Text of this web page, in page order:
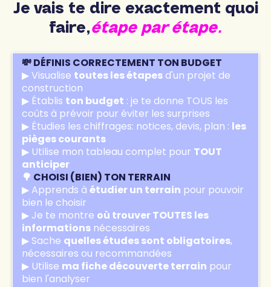
Je vais te dire exactement quoi
faire,étape par étape.
💸 DÉFINIS CORRECTEMENT TON BUDGET
▶ Visualise toutes les étapes d'un projet de
construction
▶ Établis ton budget : je te donne TOUS les
coûts à prévoir pour éviter les surprises
▶ Étudies les chiffrages: notices, devis, plan : les
pièges courants
▶ Utilise mon tableau complet pour TOUT
anticiper
🌳 CHOISI (BIEN) TON TERRAIN
▶ Apprends à étudier un terrain pour pouvoir
bien le choisir
▶ Je te montre où trouver TOUTES les
informations nécessaires
▶ Sache quelles études sont obligatoires,
nécessaires ou recommandées
▶ Utilise ma fiche découverte terrain pour
bien l'analyser